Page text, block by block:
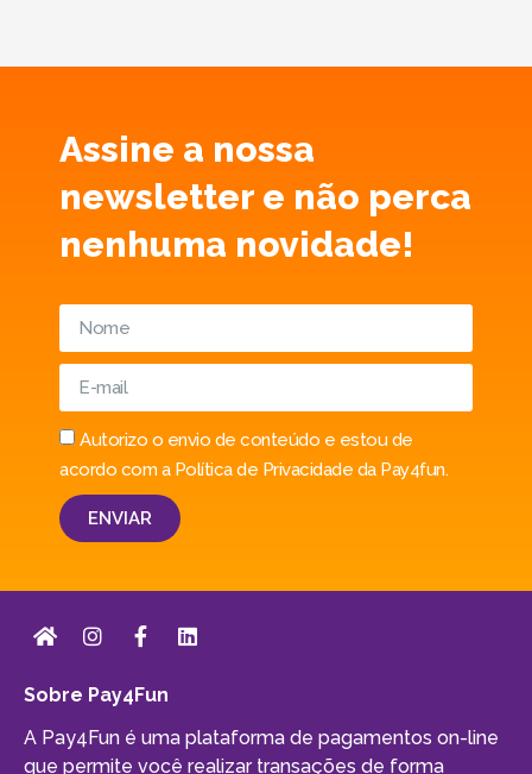
Assine a nossa
newsletter e não perca
nenhuma novidade!
Autorizo o envio de conteúdo e estou de
acordo com a Política de Privacidade da Pay4fun.
ENVIAR
Sobre Pay4Fun
A Pay4Fun é uma plataforma de pagamentos on-line
que permite você realizar transações de forma